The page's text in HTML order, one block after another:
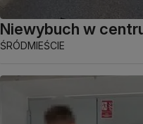
Niewybuch w
ŚRÓDMIEŚCIE